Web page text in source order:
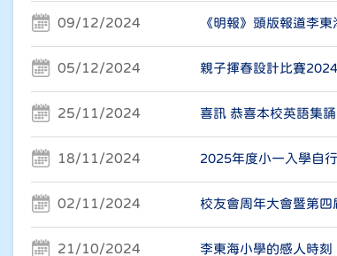
09/12/2024 《明報》頭版報道李東
05/12/2024 親子揮春設計比賽
25/11/2024 喜訊 恭喜本校英語集
18/11/2024 2025年度小一入學自
02/11/2024 校友會周年大會暨第四
21/10/2024 李東海小學的感人時刻